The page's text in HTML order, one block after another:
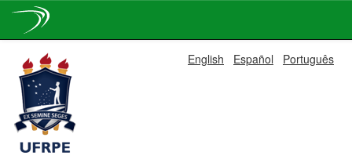
navigation
English Español Português